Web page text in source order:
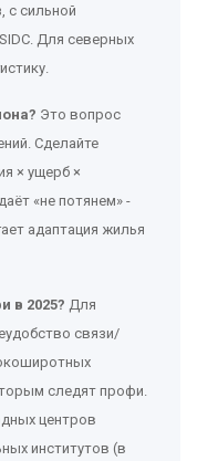
с сильной
Для северных
Это вопрос
Сделайте
× ущерб ×
«не потянем» -
адаптация жилья
в 2025? Для
связи/
следят профи.
центров
институтов (в